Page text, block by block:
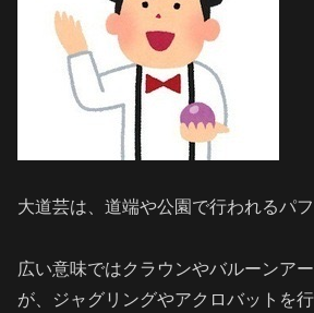
大道芸は、道端や公園で行われるパ
広い意味ではクラウンやバルーンア
が、ジャグリングやアクロバットを